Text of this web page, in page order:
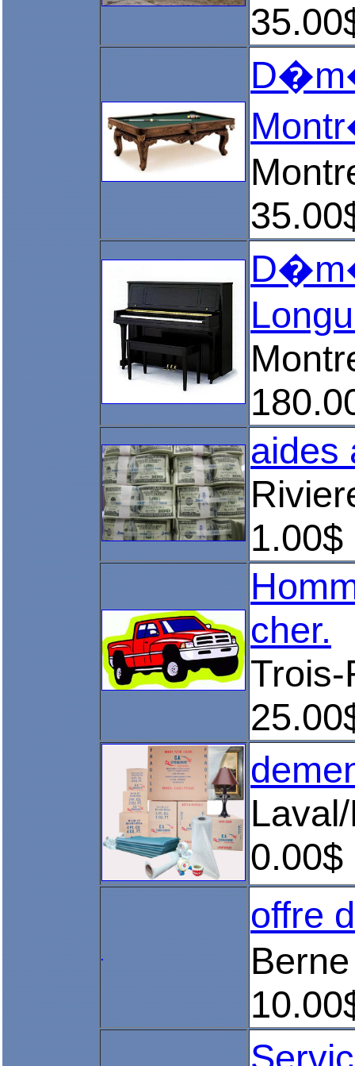
aides
1.00$
cher.
0.00$
offre
Berne